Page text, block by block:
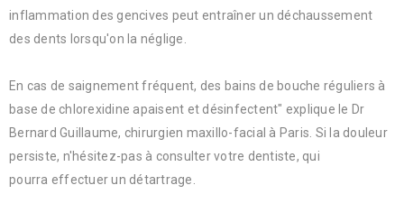
inflammation des gencives peut entraîner un déchaussement
des dents lorsqu'on la néglige.
En cas de saignement fréquent, des bains de bouche réguliers à
base de chlorexidine apaisent et désinfectent" explique le Dr
Bernard Guillaume, chirurgien maxillo-facial à Paris. Si la douleur
persiste, n'hésitez-pas à consulter votre dentiste, qui
pourra effectuer un détartrage.